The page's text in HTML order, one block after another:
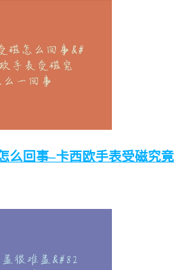
么回事–卡西欧手表受磁究竟